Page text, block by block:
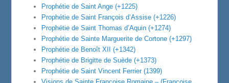
Prophétie de Saint Ange (+1225)
Prophétie de Saint François d’Assise (+1226)
Prophétie de Saint Thomas d’Aquin (+1274)
Prophétie de Sainte Marguerite de Cortone (+1297)
Prophétie de Benoît XII (+1342)
Prophétie de Brigitte de Suède (+1373)
Prophétie de Saint Vincent Ferrier (1399)